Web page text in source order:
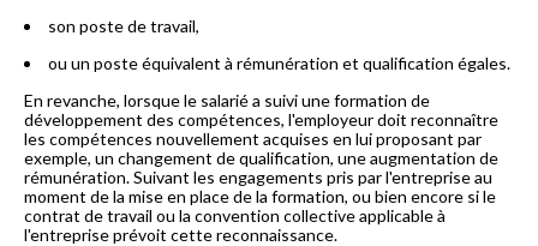
son poste de travail,
ou un poste équivalent à rémunération et qualification égales.
En revanche, lorsque le salarié a suivi une formation de
développement des compétences, l'employeur doit reconnaître
les compétences nouvellement acquises en lui proposant par
exemple, un changement de qualification, une augmentation de
rémunération. Suivant les engagements pris par l'entreprise au
moment de la mise en place de la formation, ou bien encore si le
contrat de travail ou la convention collective applicable à
l'entreprise prévoit cette reconnaissance.